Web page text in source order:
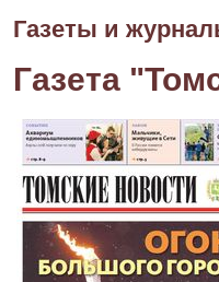
Газеты и
Газета